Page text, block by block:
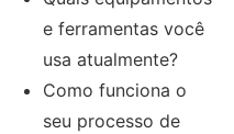
e ferramentas você
usa atualmente?
Como funciona o
seu processo de